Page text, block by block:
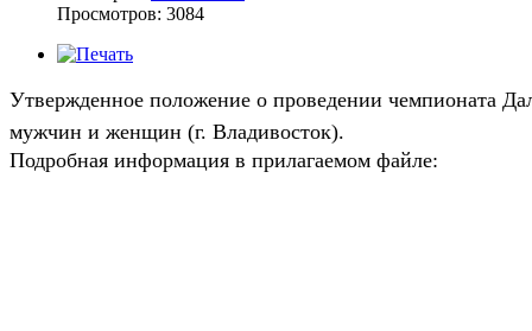
Просмотров: 3084
Утвержденное положение о проведении чемпионата
мужчин и женщин (г. Владивосток).
Подробная информация в прилагаемом файле: